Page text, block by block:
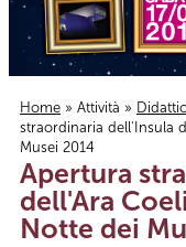
Tu sei qui
Home » Attività »
straordinaria dell'Insula
Musei 2014
Apertura
dell'Ara
Notte dei